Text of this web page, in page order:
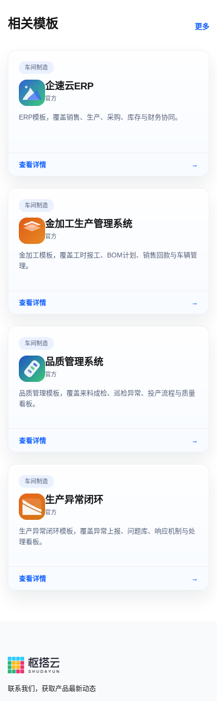
相关模板 更多
车间制造
企速云ERP
官方
ERP模板，覆盖销售、生产、采购、库存与财务协同。
查看详情 →
车间制造
金加工生产管理系统
官方
金加工模板，覆盖工时报工、BOM计划、销售回款与车辆管
理。
查看详情 →
车间制造
品质管理系统
官方
品质管理模板，覆盖来料成检、巡检异常、投产流程与质量
看板。
查看详情 →
车间制造
生产异常闭环
官方
生产异常闭环模板，覆盖异常上报、问题库、响应机制与处
理看板。
查看详情 →
联系我们，获取产品最新动态